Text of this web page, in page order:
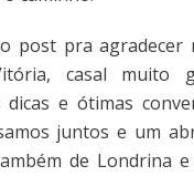
post pra agradecer
casal muito
dicas e ótimas
juntos e um
de Londrina e